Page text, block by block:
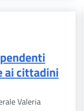
ai cittadini
Valeria